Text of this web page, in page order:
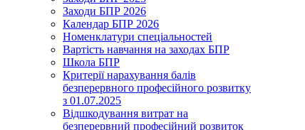
Заходи БПР 2026
Календар БПР 2026
Номенклатури спеціальностей
Вартість навчання на заходах БПР
Школа БПР
Критерії нарахування балів
безперервного професійного розвитку
з 01.07.2025
Відшкодування витрат на
безперервний професійний розвиток